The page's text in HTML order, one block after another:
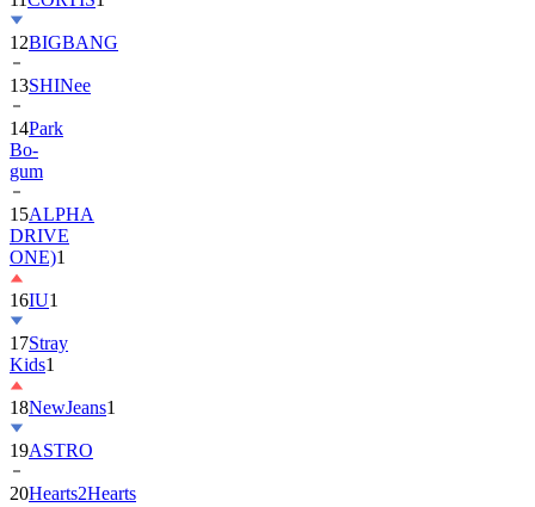
12BIGBANG
13SHINee
14Park
Bo-
gum
15ALPHA
DRIVE
ONE)1
16IU1
17Stray
Kids1
18NewJeans1
19ASTRO
20Hearts2Hearts